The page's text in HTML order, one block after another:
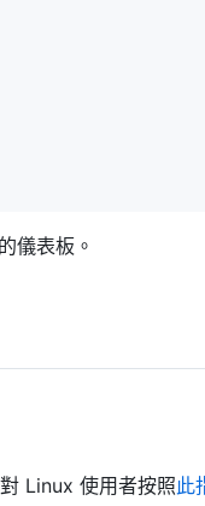
儀表板。
Linux 使用者按照此